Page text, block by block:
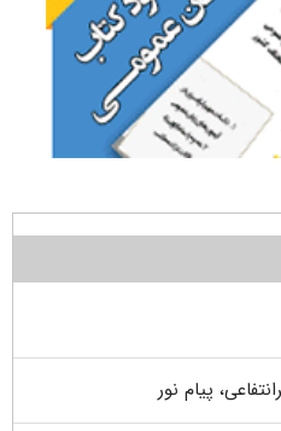
پیام نور